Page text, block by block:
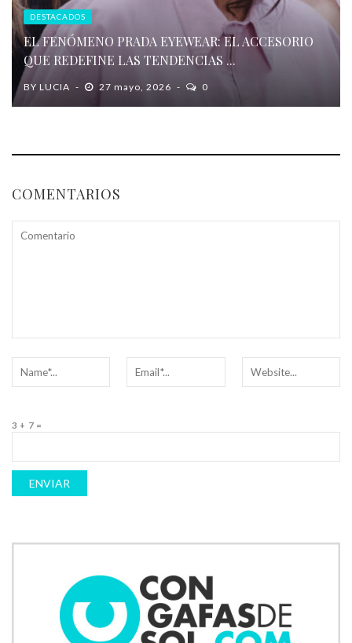
DESTACADOS
EL FENÓMENO PRADA EYEWEAR: EL ACCESORIO
QUE REDEFINE LAS TENDENCIAS ...
BY LUCIA 27 mayo, 2026 0
COMENTARIOS
3 + 7 =